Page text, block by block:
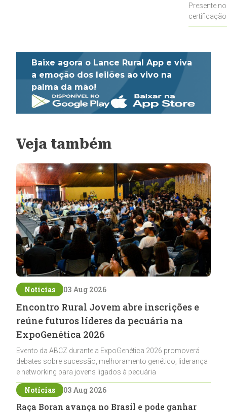
Presente
Baixe agora o Lance Rural App e viva
a emoção dos leilões ao vivo na
palma da mão!
Veja também
Notícias 03 Aug 2026
Encontro Rural Jovem abre inscrições e
reúne futuros líderes da pecuária na
ExpoGenética 2026
Evento da ABCZ durante a ExpoGenética 2026 promoverá
debates sobre sucessão, melhoramento genético, liderança
e networking para jovens ligados à pecuária
Notícias 03 Aug 2026
Raça Boran avança no Brasil e pode ganhar